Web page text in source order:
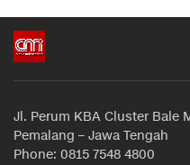
Jl. Perum KBA Cluster Bale
Pemalang – Jawa Tengah
Phone: 0815 7548 4800